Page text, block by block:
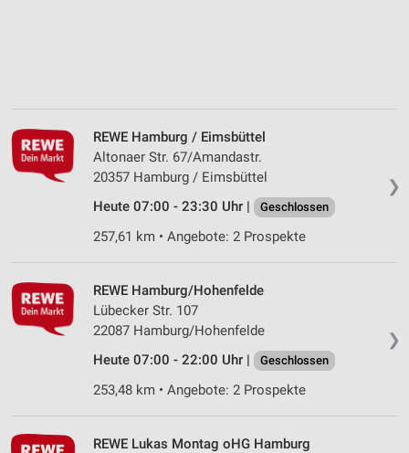
❯
REWE Hamburg / Eimsbüttel
Altonaer Str. 67/Amandastr.
20357 Hamburg / Eimsbüttel
Heute 07:00 - 23:30 Uhr |
Geschlossen
257,61 km • Angebote: 2 Prospekte
❯
REWE Hamburg/Hohenfelde
Lübecker Str. 107
22087 Hamburg/Hohenfelde
Heute 07:00 - 22:00 Uhr |
Geschlossen
253,48 km • Angebote: 2 Prospekte
REWE Lukas Montag oHG Hamburg